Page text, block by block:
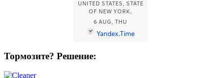
Тормозите? Решение: